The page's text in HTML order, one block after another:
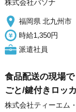
株式会社パソナ
福岡県 北九州市
時給1,350円
派遣社員
食品配送の現場
ごと/鍵付きロッ
株式会社ティーエム